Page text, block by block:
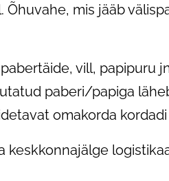
mis jääb
vill, papipuru
paberi/papiga
omakorda kordadi